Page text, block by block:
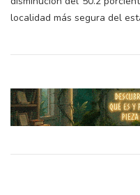
localidad más segura del